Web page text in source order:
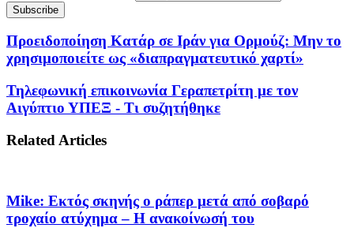
Προειδοποίηση Κατάρ σε Ιράν για Ορμούζ: Μην το
χρησιμοποιείτε ως «διαπραγματευτικό χαρτί»
Τηλεφωνική επικοινωνία Γεραπετρίτη με τον
Αιγύπτιο ΥΠΕΞ - Τι συζητήθηκε
Related Articles
Mike: Εκτός σκηνής ο ράπερ μετά από σοβαρό
τροχαίο ατύχημα – Η ανακοίνωσή του